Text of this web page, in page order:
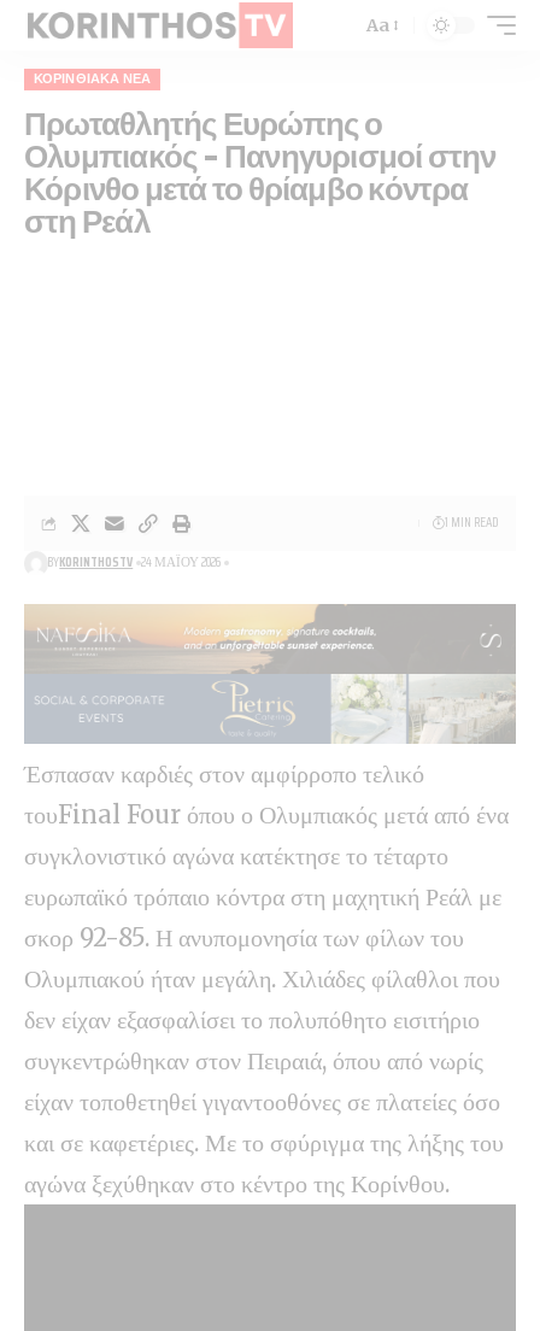
Aa
ΚΟΡΙΝΘΙΑΚΆ ΝΈΑ
Πρωταθλητής Ευρώπης ο
Ολυμπιακός – Πανηγυρισμοί στην
Κόρινθο μετά το θρίαμβο κόντρα
στη Ρεάλ
BYKORINTHOSTV 24 ΜΑΪ́ΟΥ 2026
1 MIN READ
Έσπασαν καρδιές στον αμφίρροπο τελικό
τουFinal Four όπου ο Ολυμπιακός μετά από ένα
συγκλονιστικό αγώνα κατέκτησε το τέταρτο
ευρωπαϊκό τρόπαιο κόντρα στη μαχητική Ρεάλ με
σκορ 92-85. Η ανυπομονησία των φίλων του
Ολυμπιακού ήταν μεγάλη. Χιλιάδες φίλαθλοι που
δεν είχαν εξασφαλίσει το πολυπόθητο εισιτήριο
συγκεντρώθηκαν στον Πειραιά, όπου από νωρίς
είχαν τοποθετηθεί γιγαντοοθόνες σε πλατείες όσο
και σε καφετέριες. Με το σφύριγμα της λήξης του
αγώνα ξεχύθηκαν στο κέντρο της Κορίνθου.